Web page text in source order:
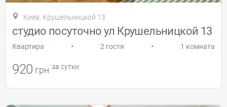
Киев, Крушельницкой 13
студио посуточно ул Крушельницкой 13
Квартира • 2 гостя • 1 комната
920 грн за сутки